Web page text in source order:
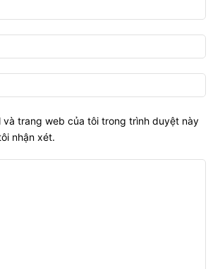
và trang web của tôi trong trình duyệt này
nhận xét.